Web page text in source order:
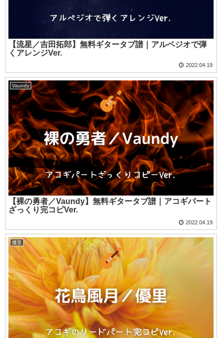
【流星／吉田拓郎】無料ギタータブ譜｜アルペジオで弾
くアレンジVer.
2022.04.19
Vaundy
【裸の勇者／Vaundy】無料ギタータブ譜｜アコギパート
ざっくり完コピVer.
2022.04.19
優里